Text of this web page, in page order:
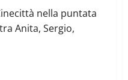
nella puntata
Anita, Sergio,